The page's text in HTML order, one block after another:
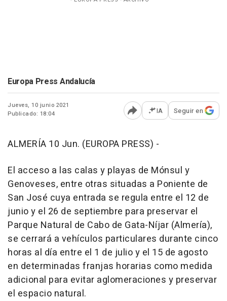
Europa Press Andalucía
Jueves, 10 junio 2021
Publicado: 18:04
Abrir opciones para
IA Seguir en
ALMERÍA 10 Jun. (EUROPA PRESS) -
El acceso a las calas y playas de Mónsul y
Genoveses, entre otras situadas a Poniente de
San José cuya entrada se regula entre el 12 de
junio y el 26 de septiembre para preservar el
Parque Natural de Cabo de Gata-Níjar (Almería),
se cerrará a vehículos particulares durante cinco
horas al día entre el 1 de julio y el 15 de agosto
en determinadas franjas horarias como medida
adicional para evitar aglomeraciones y preservar
el espacio natural.